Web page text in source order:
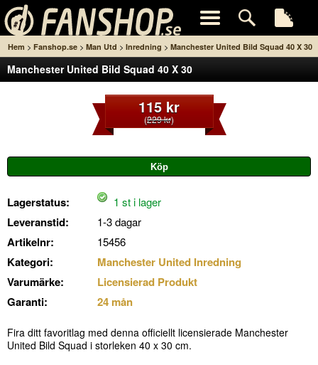
Hem > Fanshop.se > Man Utd > Inredning > Manchester United Bild Squad 40 X 30
Manchester United Bild Squad 40 X 30
115 kr
(229 kr)
Lagerstatus: 1 st i lager
Leveranstid: 1-3 dagar
Artikelnr: 15456
Kategori:
Manchester United Inredning
Varumärke:
Licensierad Produkt
Garanti:
24 mån
Fira ditt favoritlag med denna officiellt licensierade Manchester
United Bild Squad i storleken 40 x 30 cm.